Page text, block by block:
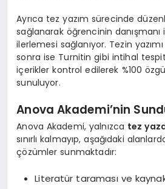
Ayrıca tez yazım sürecinde
sağlanarak öğrencinin
ilerlemesi sağlanıyor. Tezin
sonra ise Turnitin gibi intihal
içerikler kontrol edilerek %100
sunuluyor.
Anova Akademi’nin
Anova Akademi, yalnızca tez
sınırlı kalmayıp, aşağıdaki
çözümler sunmaktadır:
Literatür taraması ve